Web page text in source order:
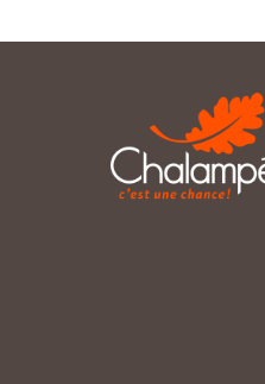
Mairie de Chalampé